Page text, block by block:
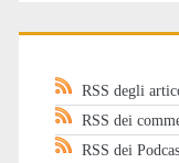
RSS degli
RSS dei
RSS dei